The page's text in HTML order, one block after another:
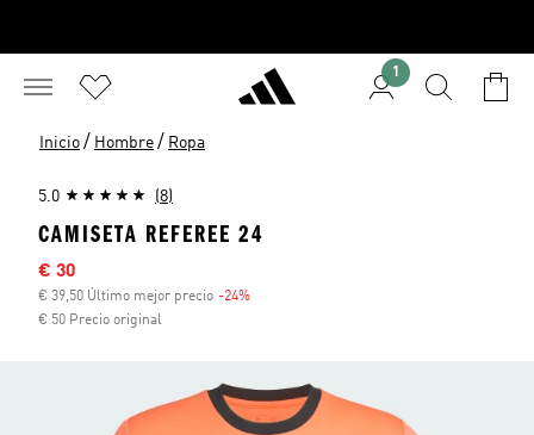
1
Inicio / Hombre / Ropa
5.0 (8)
CAMISETA REFEREE 24
Precio rebajado
€ 30
€ 39,50 Último mejor precio -24%
€ 50 Precio original